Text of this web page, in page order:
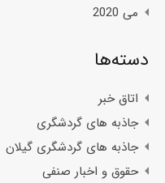
می 2020
دسته‌ها
اتاق خبر
جاذبه های گردشگری
جاذبه های گردشگری گیلان
حقوق و اخبار صنفی